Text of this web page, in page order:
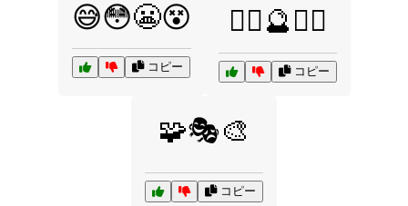
😅😳😬😵
コピー
🧙‍♂️🔮🧙‍♀️
コピー
🧩🎭🎨
コピー